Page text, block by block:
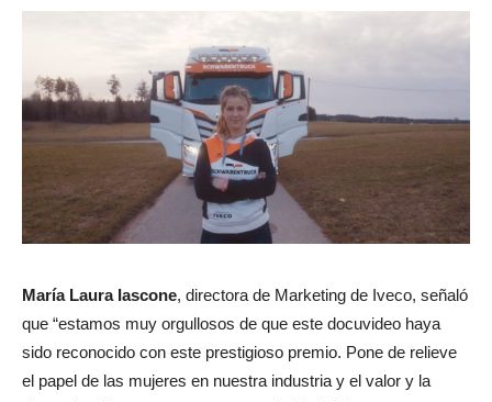
María Laura Iascone, directora de Marketing de Iveco, señaló
que “estamos muy orgullosos de que este docuvideo haya
sido reconocido con este prestigioso premio. Pone de relieve
el papel de las mujeres en nuestra industria y el valor y la